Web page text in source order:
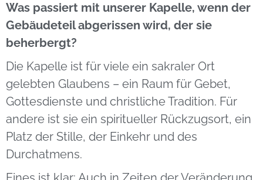
Was passiert mit unserer Kapelle, wenn der
Gebäudeteil abgerissen wird, der sie
beherbergt?
Die Kapelle ist für viele ein sakraler Ort
gelebten Glaubens – ein Raum für Gebet,
Gottesdienste und christliche Tradition. Für
andere ist sie ein spiritueller Rückzugsort, ein
Platz der Stille, der Einkehr und des
Durchatmens.